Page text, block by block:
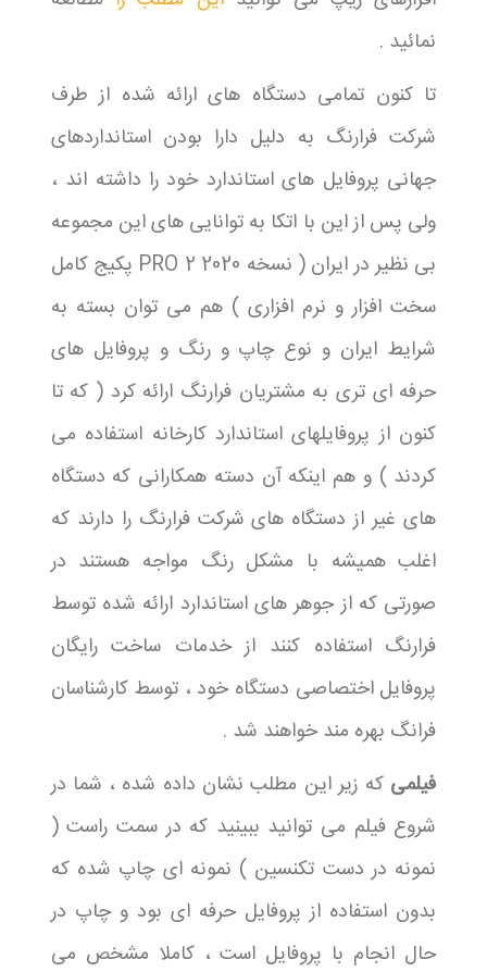
نمائید .
تا کنون تمامی دستگاه های ارائه شده از طرف
شرکت فرارنگ به دلیل دارا بودن استانداردهای
جهانی پروفایل های استاندارد خود را داشته اند ،
ولی پس از این با اتکا به توانایی های این مجموعه
بی نظیر در ایران ( نسخه PRO 2 2020 پکیج کامل
سخت افزار و نرم افزاری ) هم می توان بسته به
شرایط ایران و نوع چاپ و رنگ و پروفایل های
حرفه ای تری به مشتریان فرارنگ ارائه کرد ( که تا
کنون از پروفایلهای استاندارد کارخانه استفاده می
کردند ) و هم اینکه آن دسته همکارانی که دستگاه
های غیر از دستگاه های شرکت فرارنگ را دارند که
اغلب همیشه با مشکل رنگ مواجه هستند در
صورتی که از جوهر های استاندارد ارائه شده توسط
فرارنگ استفاده کنند از خدمات ساخت رایگان
پروفایل اختصاصی دستگاه خود ، توسط کارشناسان
فرانگ بهره مند خواهند شد .
فیلمی که زیر این مطلب نشان داده شده ، شما در
شروع فیلم می توانید ببینید که در سمت راست (
نمونه در دست تکنسین ) نمونه ای چاپ شده که
بدون استفاده از پروفایل حرفه ای بود و چاپ در
حال انجام با پروفایل است ، کاملا مشخص می